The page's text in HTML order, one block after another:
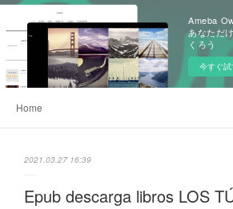
Ameba
あなただ
くろう
今すぐ
Home
2021.03.27 16:39
Epub descarga libros LOS